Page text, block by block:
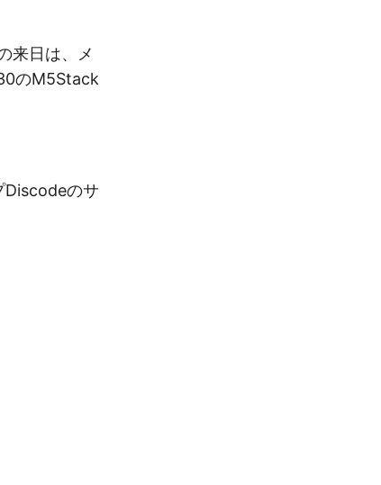
来日は、メ
のM5Stack
Discodeのサ